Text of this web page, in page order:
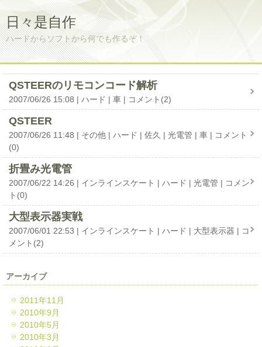
日々是自作
ハードからソフトから何でも作るぞ！
QSTEERのリモコンコード解析
2007/06/26 15:08 ハード 車 コメント(2)
QSTEER
2007/06/26 11:48 その他 ハード 佐久 光電管 車
コメント
(0)
折畳み光電管
2007/06/22 14:26 インラインスケート ハード 光電管
コメン
ト(0)
大型表示器実戦
2007/06/01 22:53 インラインスケート ハード 大型表示器
コ
メント(2)
アーカイブ
2011年11月
2010年9月
2010年5月
2010年3月